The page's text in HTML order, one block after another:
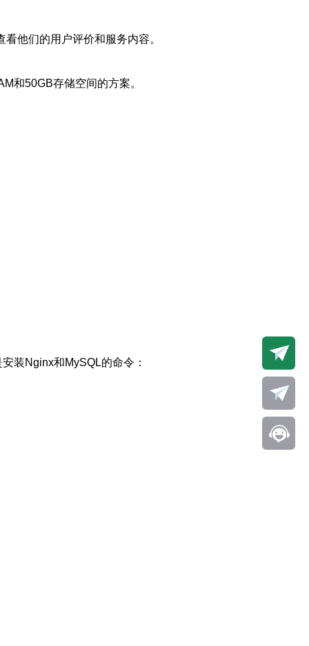
看他们的用户评价和服务内容。
和50GB存储空间的方案。
装Nginx和MySQL的命令：